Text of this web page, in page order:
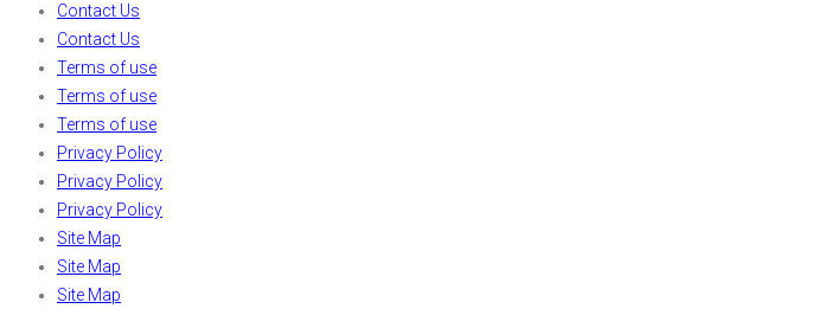
Contact Us
Contact Us
Terms of use
Terms of use
Terms of use
Privacy Policy
Privacy Policy
Privacy Policy
Site Map
Site Map
Site Map